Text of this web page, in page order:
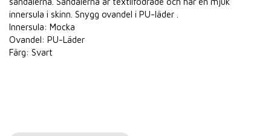
innersula i skinn. Snygg ovandel i PU-läder .
Innersula: Mocka
Ovandel: PU-Läder
Färg: Svart